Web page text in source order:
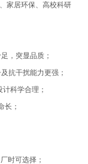
家居环保、高校科研
，突显品质；
抗干扰能力更强；
科学合理；
长；
时可选择；